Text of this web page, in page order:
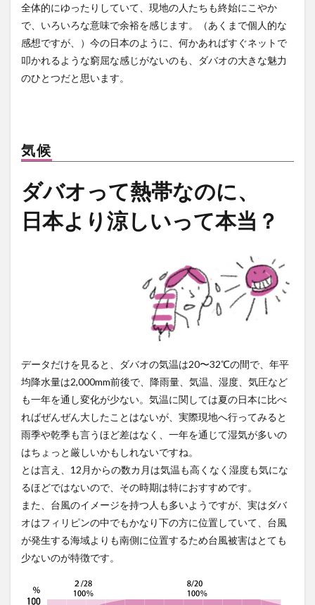
全体的にゆったりしていて、現地の人たちも終始にこやか
で、いろいろな意味で余裕を感じます。（あくまで個人的な
感想ですが、）今の日本のように、何かあればすぐネットで
叩かれるような窮屈な感じがないのも、ダバオの大きな魅力
のひとつだと思います。
気候
ダバオって熱帯なのに、
日本より涼しいって本当？
データだけを見ると、ダバオの気温は20〜32℃の間で、年平
均降水量は2,000mm前後で、降雨量、気温、湿度、気圧など
も一年を通し変化が少ない。気温に関しては夏の日本に比べ
ればぜんぜん大したことはないが、実際現地へ行ってみると
雨季や乾季も言うほど差はなく、一年を通じて湿気が多いの
はちょっと厳しいかもしれないですね。
とは言え、12月からの数カ月は気温も高くなく湿度も気にな
るほどではないので、その時期は特におすすめです。
また、台風のイメージを持つ人も多いようですが、実はダバ
オはフィリピンの中でもかなり下の方に位置していて、台風
が発生する海域よりも南側に位置するため台風被害はとても
少ないのが特徴です。